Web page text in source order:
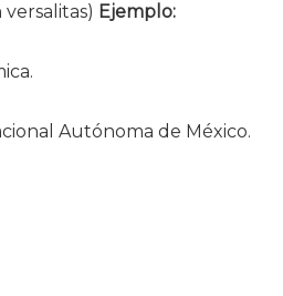
Ejemplo:
Autónoma de México.